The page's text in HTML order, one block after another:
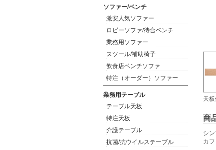
天
商
シ
カ
ソファー/ベンチ
激安人気ソファー
ロビーソファ/待合ベンチ
業務用ソファー
スツール/補助椅子
飲食店ベンチソファ
特注（オーダー）ソファー
業務用テーブル
テーブル天板
特注天板
介護テーブル
抗菌/抗ウイルステーブル